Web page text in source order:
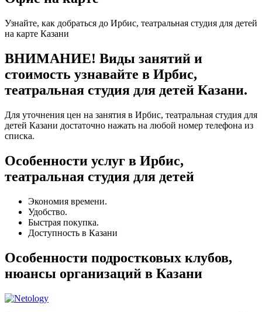
Узнайте, как добраться до Ирбис, театральная студия для детей
на карте Казани
ВНИМАНИЕ! Виды занятий и
стоимость узнавайте в Ирбис,
театральная студия для детей Казани.
Для уточнения цен на занятия в Ирбис, театральная студия для
детей Казани достаточно нажать на любой номер телефона из
списка.
Особенности услуг в Ирбис,
театральная студия для детей
Экономия времени.
Удобство.
Быстрая покупка.
Доступность в Казани
Особенности подростковых клубов,
нюансы организаций в Казани